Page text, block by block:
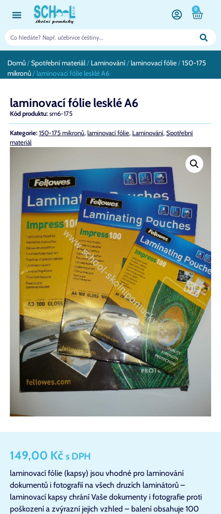
0
Domů/Spotřební materiál/ Laminování/laminovací fólie/150-175
mikronů/ laminovací fólie lesklé A6
laminovací fólie lesklé A6
Kód produktu:sm6-175
Kategorie:150-175 mikronů, laminovací fólie, Laminování, Spotřební
materiál
149,00 Kč s DPH
laminovací fólie (kapsy) jsou vhodné pro laminování
dokumentů i fotografií na všech druzích laminátorů –
laminovací kapsy chrání Vaše dokumenty i fotografie proti
poškození a zvýrazní jejich vzhled – balení obsahuje 100